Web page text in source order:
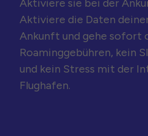
Aktiviere sie bei der
Aktiviere die Daten
Ankunft und gehe sofort
Roaminggebühren, kein
und kein Stress mit der
Flughafen.